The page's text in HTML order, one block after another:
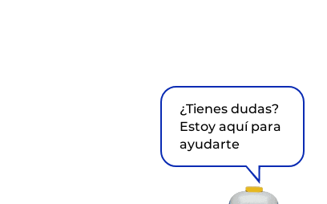
¿Tienes dudas?
Estoy aquí para
ayudarte